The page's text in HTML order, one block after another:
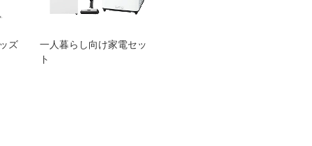
ズ
一人暮らし向け家電セッ
ト